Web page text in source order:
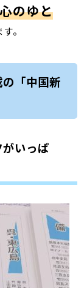
のゆと
。
「中国新
がいっぱ